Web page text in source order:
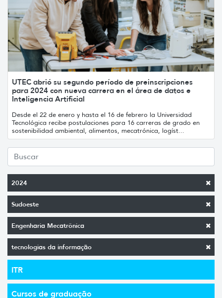
2024
Sudoeste
Engenharia Mecatrônica
tecnologias da informação
ITR
Cursos de graduação
UTEC abrió su segundo período de preinscripciones
para 2024 con nueva carrera en el área de datos e
Inteligencia Artificial
Desde el 22 de enero y hasta el 16 de febrero la Universidad
Tecnológica recibe postulaciones para 16 carreras de grado en
sostenibilidad ambiental, alimentos, mecatrónica, logíst...